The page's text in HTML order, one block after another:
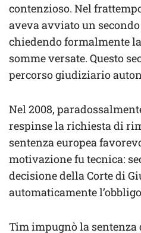
contenzioso. Nel
aveva avviato un
chiedendo formalmente
somme versate. Questo
percorso giudiziario
Nel 2008,
respinse la richiesta di
sentenza europea
motivazione fu tecnica:
decisione della Corte di
automaticamente
Tim impugnò la